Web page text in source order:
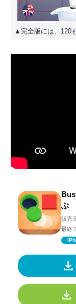
▲完全版には、120
ぶ
販売
最終